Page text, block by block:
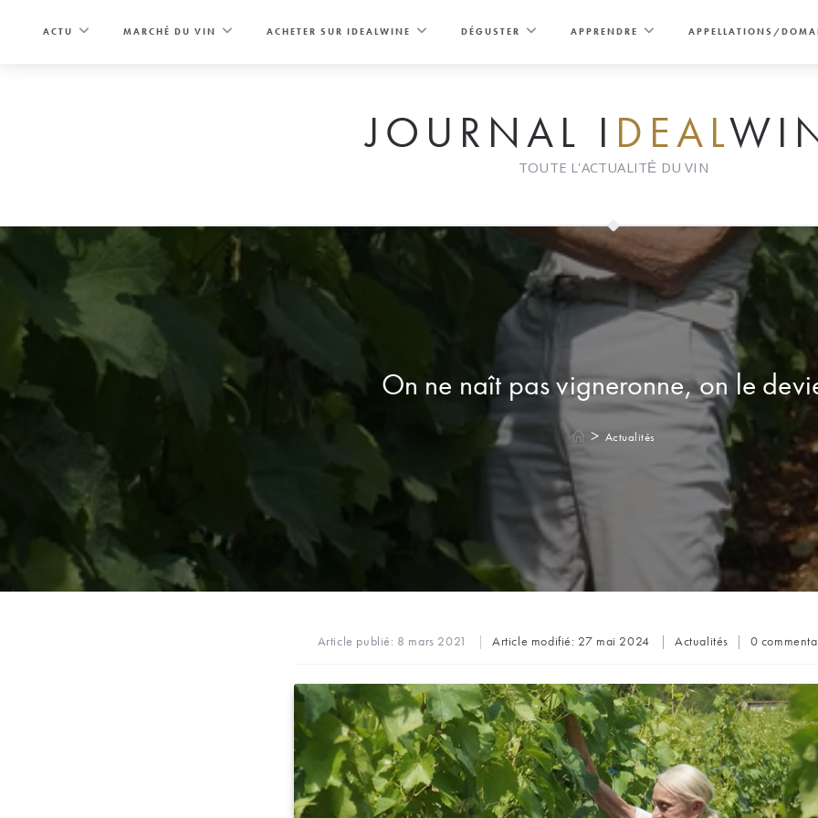
ACTU MARCHÉ DU VIN ACHETER SUR IDEALWINE DÉGUSTER APPRENDRE APPELLATIONS/
JOURNAL I DEAL
TOUTE L'ACTUALITÉ DU VIN
On ne naît pas vigneronne, on le
> Actualités
Article publié: 8 mars 2021 Article modifié: 27 mai 2024
Post
Actualités
publication :
0